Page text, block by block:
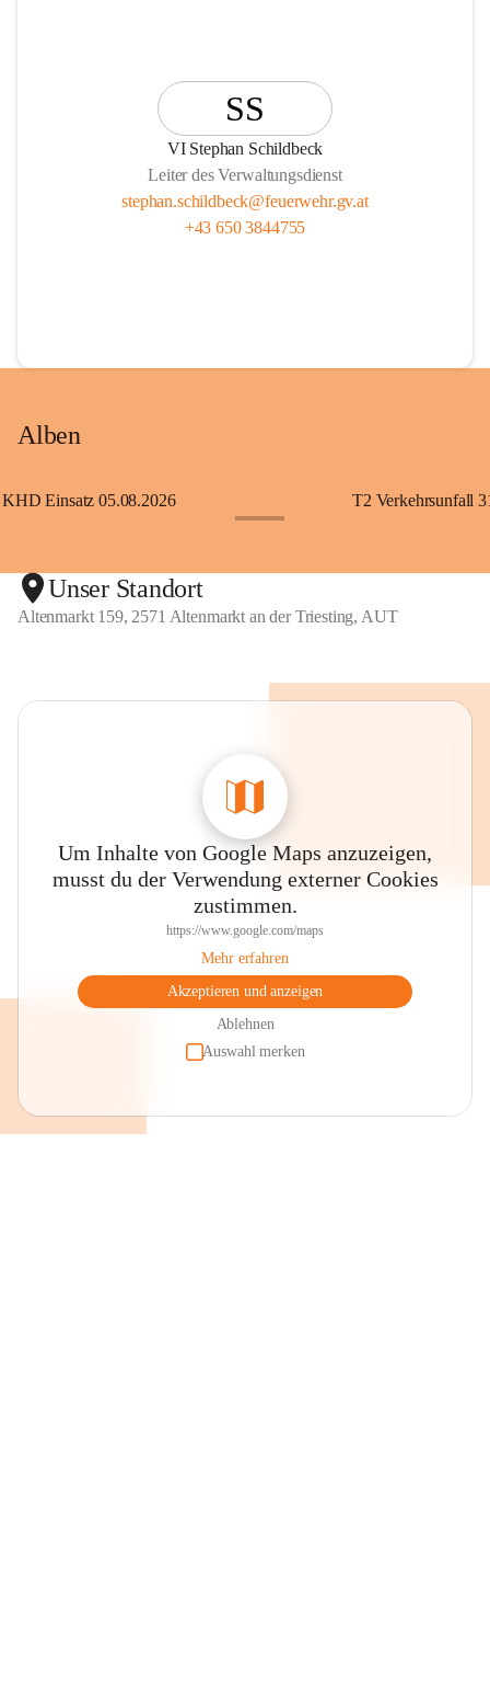
SS
VI Stephan Schildbeck
Leiter des Verwaltungsdienst
stephan.schildbeck@feuerwehr.gv.at
+43 650 3844755
Alben
KHD Einsatz 05.08.2026 T2 Verkehrsunfall
Unser Standort
Altenmarkt 159, 2571 Altenmarkt an der Triesting, AUT
Um Inhalte von Google Maps anzuzeigen,
musst du der Verwendung externer Cookies
zustimmen.
https://www.google.com/maps
Mehr erfahren
Akzeptieren und anzeigen
Ablehnen
Auswahl merken